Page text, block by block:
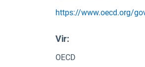
https://www.oecd.org/
Vir:
OECD